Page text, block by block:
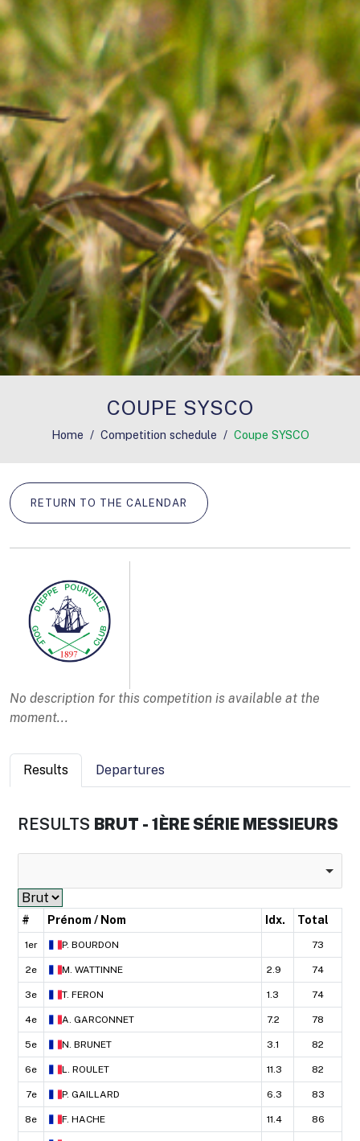
COUPE SYSCO
Home Competition schedule Coupe SYSCO
RETURN TO THE CALENDAR
No description for this competition is available at the
moment...
Results Departures
RESULTS BRUT - 1ÈRE SÉRIE MESSIEURS
# Prénom / Nom Idx. Total
1er P. BOURDON 73
2e M. WATTINNE 2.9 74
3e T. FERON 1.3 74
4e A. GARCONNET 7.2 78
5e N. BRUNET 3.1 82
6e L. ROULET 11.3 82
7e P. GAILLARD 6.3 83
8e F. HACHE 11.4 86